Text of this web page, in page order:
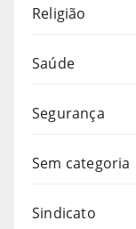
Religião
Saúde
Segurança
Sem categoria
Sindicato